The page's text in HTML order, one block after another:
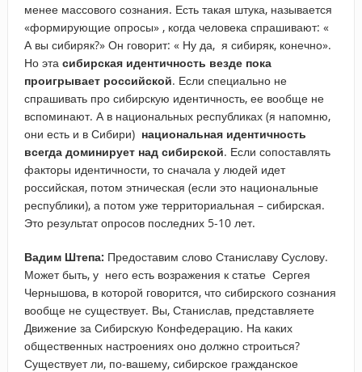
менее массового сознания. Есть такая штука, называется
«формирующие опросы» , когда человека спрашивают: «
А вы сибиряк?» Он говорит: « Ну да, я сибиряк, конечно».
Но эта сибирская идентичность везде пока
проигрывает российской. Если специально не
спрашивать про сибирскую идентичность, ее вообще не
вспоминают. А в национальных республиках (я напомню,
они есть и в Сибири) национальная идентичность
всегда доминирует над сибирской. Если сопоставлять
факторы идентичности, то сначала у людей идет
российская, потом этническая (если это национальные
республики), а потом уже территориальная – сибирская.
Это результат опросов последних 5-10 лет.
Вадим Штепа: Предоставим слово Станиславу Суслову.
Может быть, у него есть возражения к статье Сергея
Чернышова, в которой говорится, что сибирского сознания
вообще не существует. Вы, Станислав, представляете
Движение за Сибирскую Конфедерацию. На каких
общественных настроениях оно должно строиться?
Существует ли, по-вашему, сибирское гражданское